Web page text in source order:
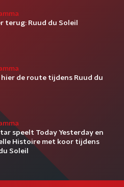
terug: Ruud du Soleil
hier de route tijdens Ruud du
speelt Today Yesterday en
Histoire met koor tijdens
Soleil